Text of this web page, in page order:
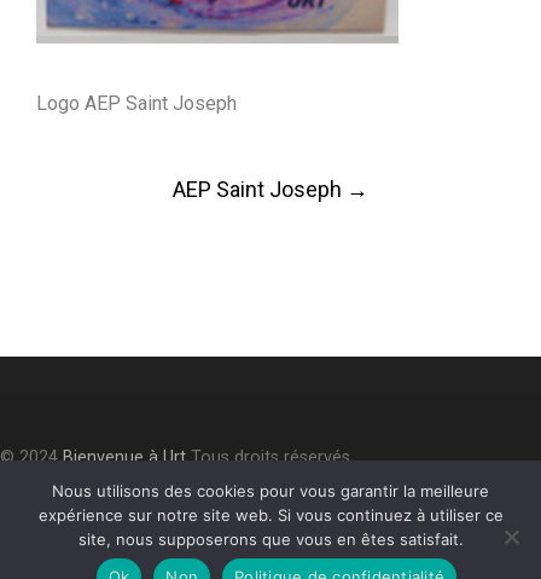
Logo AEP Saint Joseph
AEP Saint Joseph →
© 2024Bienvenue à UrtTous droits réservés.
Accessibilité ⎮Plan du site⎮ Mentions légales ⎮Politique de
confidentialité
Nous utilisons des cookies pour vous garantir la meilleure
expérience sur notre site web. Si vous continuez à utiliser ce
site, nous supposerons que vous en êtes satisfait.